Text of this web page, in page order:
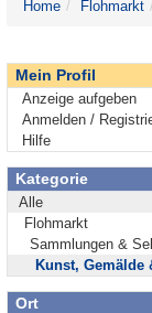
Home / Flohmarkt /
Mein Profil
Anzeige aufgeben
Anmelden /
Hilfe
Kategorie
Alle
Flohmarkt
Sammlungen &
Kunst, Gemälde
Ort